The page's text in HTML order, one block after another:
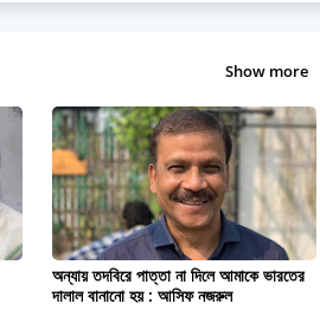
Show more
অন্যায় তদবিরে পাত্তা না দিলে আমাকে ভারতের
দালাল বানানো হয় : আসিফ নজরুল